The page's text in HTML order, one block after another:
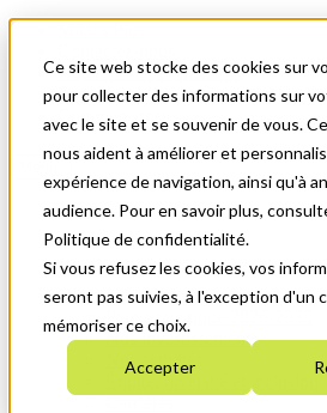
Ce site web stocke des cookies sur
pour collecter des informations sur
avec le site et se souvenir de vous.
nous aident à améliorer et
expérience de navigation, ainsi qu'à
audience. Pour en savoir plus,
Politique de confidentialité.
Si vous refusez les cookies, vos
seront pas suivies, à l'exception d'un
mémoriser ce choix.
Accepter
Nouvelles et événements
English
Commençons!
Qui nous sommes
Plan stratégique 2026-2030
Nos investissements
Nos activités
Équité, diversité et inclusion